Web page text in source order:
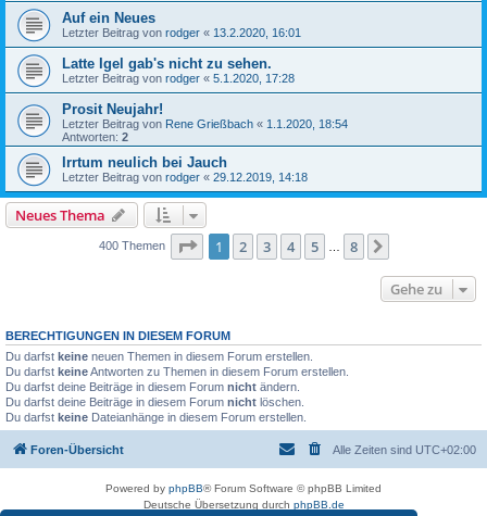
Auf ein Neues
Letzter Beitrag von rodger « 13.2.2020, 16:01
Latte Igel gab's nicht zu sehen.
Letzter Beitrag von rodger « 5.1.2020, 17:28
Prosit Neujahr!
Letzter Beitrag von Rene Grießbach « 1.1.2020, 18:54
Antworten: 2
Irrtum neulich bei Jauch
Letzter Beitrag von rodger « 29.12.2019, 14:18
Neues Thema
400 Themen Seite 1von
1 2 3 4 5 8
Gehe zu
BERECHTIGUNGEN IN DIESEM FORUM
Du darfst keine neuen Themen in diesem Forum erstellen.
Du darfst keineAntworten zu Themen in diesem Forum erstellen.
Du darfst deine Beiträge in diesem Forum nicht ändern.
Du darfst deine Beiträge in diesem Forum nicht löschen.
Du darfst keine Dateianhänge in diesem Forum erstellen.
Foren-Übersicht Alle Zeiten sind UTC+02:00
Powered by phpBB® Forum Software © phpBB Limited
Deutsche Übersetzung durch phpBB.de